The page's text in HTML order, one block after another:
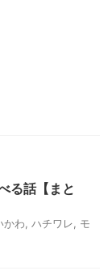
る話【まと
かわ ハチワレ
モ